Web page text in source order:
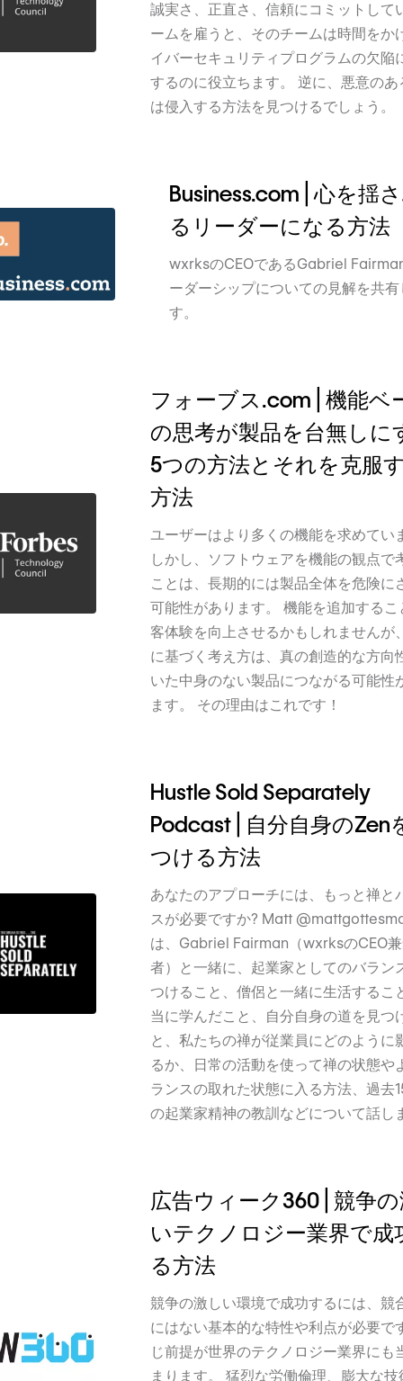
誠実さ、正直さ、信頼にコミットして
ームを雇うと、そのチームは時間をか
イバーセキュリティプログラムの欠陥
するのに役立ちます。 逆に、悪意のあ
は侵入する方法を見つけるでしょう。
Business.com | 心を揺
るリーダーになる方法
wxrksのCEOであるGabriel
ーダーシップについての見解を共有
す。
フォーブス.com | 機能ベ
の思考が製品を台無しに
5つの方法とそれを克服
方法
ユーザーはより多くの機能を求めてい
しかし、ソフトウェアを機能の観点で
ことは、長期的には製品全体を危険に
可能性があります。 機能を追加するこ
客体験を向上させるかもしれませんが
に基づく考え方は、真の創造的な方向
いた中身のない製品につながる可能性
ます。 その理由はこれです！
Hustle Sold Separately
Podcast | 自分自身のZen
つける方法
あなたのアプローチには、もっと禅と
スが必要ですか? Matt
は、Gabriel Fairman（wxrksのCEO
者）と一緒に、起業家としてのバラン
つけること、僧侶と一緒に生活するこ
当に学んだこと、自分自身の道を見つ
と、私たちの禅が従業員にどのように
るか、日常の活動を使って禅の状態や
ランスの取れた状態に入る方法、過去
の起業家精神の教訓などについて話し
広告ウィーク360 | 競争
いテクノロジー業界で成
る方法
競争の激しい環境で成功するには、競
にはない基本的な特性や利点が必要で
じ前提が世界のテクノロジー業界にも
まります。 猛烈な労働倫理、膨大な技